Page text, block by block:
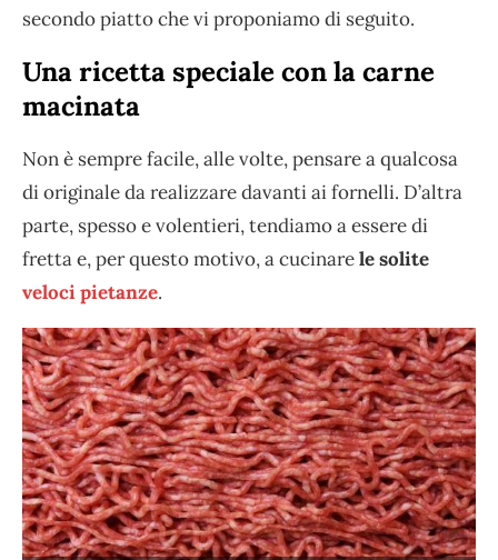
secondo piatto che vi proponiamo di seguito.
Una ricetta speciale con la carne
macinata
Non è sempre facile, alle volte, pensare a qualcosa
di originale da realizzare davanti ai fornelli. D’altra
parte, spesso e volentieri, tendiamo a essere di
fretta e, per questo motivo, a cucinarele solite
veloci pietanze.